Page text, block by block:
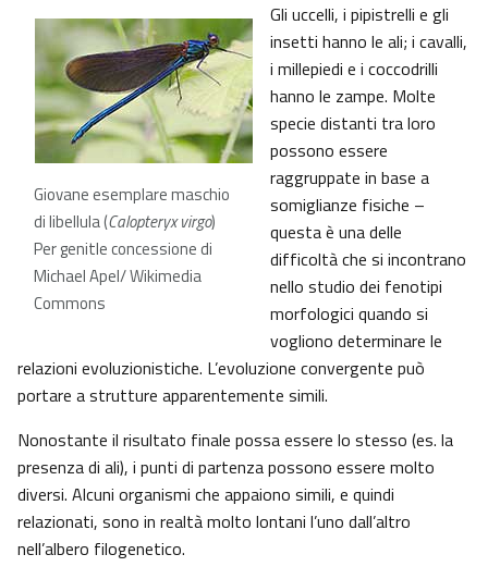
Giovane esemplare maschio
di libellula (Calopteryx virgo)
Per genitle concessione di
Michael Apel/ Wikimedia
Commons
Gli uccelli, i pipistrelli e gli
insetti hanno le ali; i cavalli,
i millepiedi e i coccodrilli
hanno le zampe. Molte
specie distanti tra loro
possono essere
raggruppate in base a
somiglianze fisiche –
questa è una delle
difficoltà che si incontrano
nello studio dei fenotipi
morfologici quando si
vogliono determinare le
relazioni evoluzionistiche. L’evoluzione convergente può
portare a strutture apparentemente simili.
Nonostante il risultato finale possa essere lo stesso (es. la
presenza di ali), i punti di partenza possono essere molto
diversi. Alcuni organismi che appaiono simili, e quindi
relazionati, sono in realtà molto lontani l’uno dall’altro
nell’albero filogenetico.